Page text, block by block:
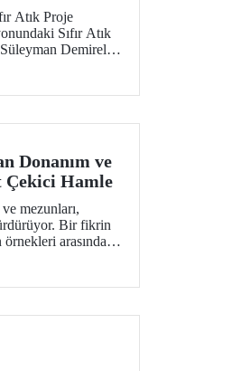
Atık Proje
Sıfır Atık
Demirel
Donanım ve
Çekici Hamle
mezunları,
Bir fikrin
arasında
uzanma